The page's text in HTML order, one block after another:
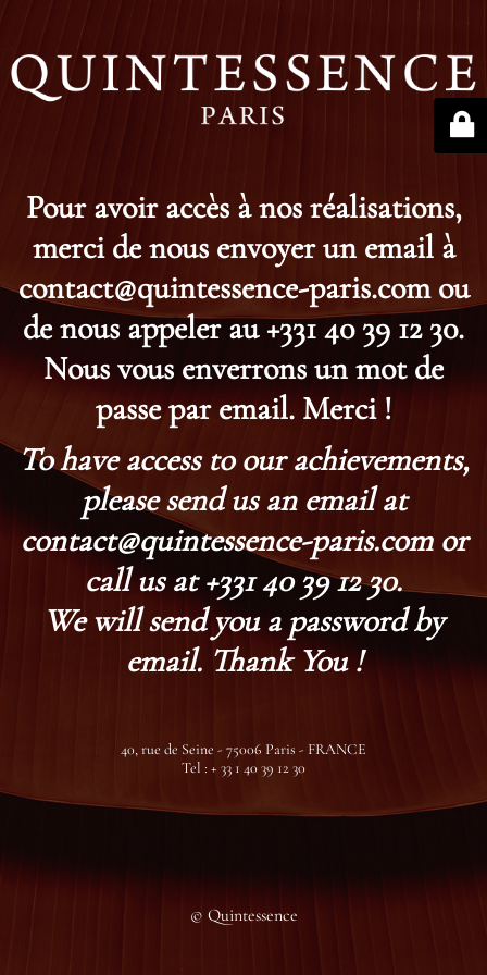
Pour avoir accès à nos réalisations,
merci de nous envoyer un email à
contact@quintessence-paris.com ou
de nous appeler au +331 40 39 12 30.
Nous vous enverrons un mot de
passe par email. Merci !
To have access to our achievements,
please send us an email at
contact@quintessence-paris.com or
call us at +331 40 39 12 30.
We will send you a password by
email. Thank You !
40, rue de Seine - 75006 Paris - FRANCE
Tel : + 33 1 40 39 12 30
© Quintessence